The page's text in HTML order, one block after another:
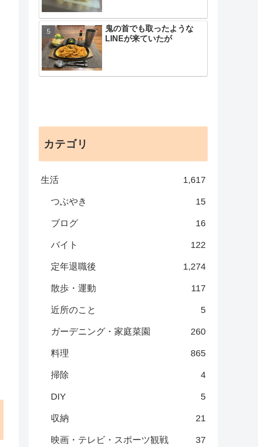
鬼の首でも取ったような
LINEが来ていたが
カテゴリ
生活 1,617
つぶやき 15
ブログ 16
バイト 122
定年退職後 1,274
散歩・運動 117
近所のこと 5
ガーデニング・家庭菜園 260
料理 865
掃除 4
DIY 5
収納 21
映画・テレビ・スポーツ観戦 37